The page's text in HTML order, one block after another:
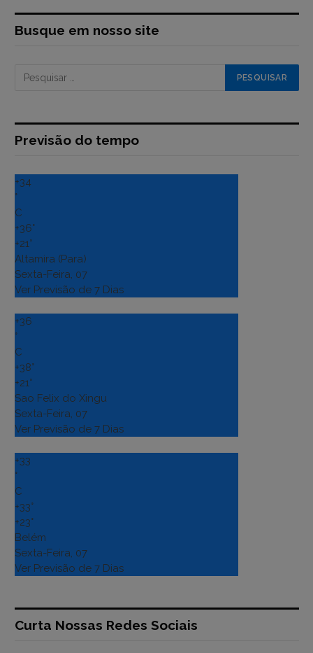
Busque em nosso site
Previsão do tempo
+34
°
C
+36°
+21°
Altamira (Para)
Sexta-Feira, 07
Ver Previsão de 7 Dias
+36
°
C
+38°
+21°
Sao Felix do Xingu
Sexta-Feira, 07
Ver Previsão de 7 Dias
+33
°
C
+33°
+23°
Belém
Sexta-Feira, 07
Ver Previsão de 7 Dias
Curta Nossas Redes Sociais